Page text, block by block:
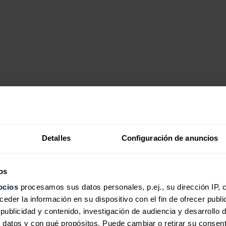
Detalles Configuración de anuncios
procesamos sus datos personales, p.ej., su dirección IP,
la información en su dispositivo con el fin de ofrecer
y contenido, investigación de audiencia y desarrollo
y con qué propósitos. Puede cambiar o retirar su
acuerden un pacto contundente de lucha contra el cambio
por
en el marco de su campaña “
Héroes anónimos por el clima”
,
medidas decisivas para combatirlo.
en propuestas mandadas a la web de la iniciativa, qué hacen
madrileña de Getafe, al que acude andando o en bicicleta,
que cuenta con la certificación de huella de carbono, y